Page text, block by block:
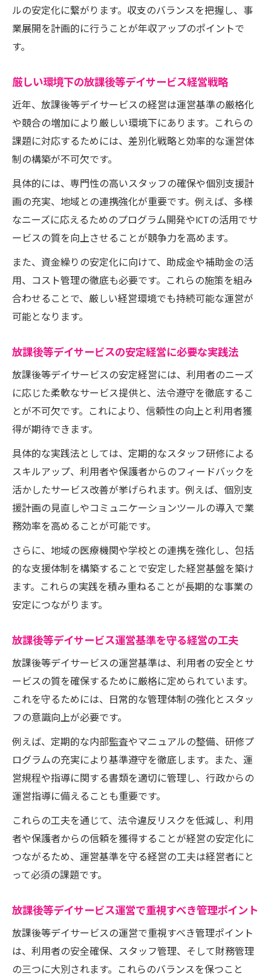
ルの安定化に繋がります。収支のバランスを把握し、事
業展開を計画的に行うことが年収アップのポイントで
す。
厳しい環境下の放課後等デイサービス経営戦略
近年、放課後等デイサービスの経営は運営基準の厳格化
や競合の増加により厳しい環境下にあります。これらの
課題に対応するためには、差別化戦略と効率的な運営体
制の構築が不可欠です。
具体的には、専門性の高いスタッフの確保や個別支援計
画の充実、地域との連携強化が重要です。例えば、多様
なニーズに応えるためのプログラム開発やICTの活用でサ
ービスの質を向上させることが競争力を高めます。
また、資金繰りの安定化に向けて、助成金や補助金の活
用、コスト管理の徹底も必要です。これらの施策を組み
合わせることで、厳しい経営環境でも持続可能な運営が
可能となります。
放課後等デイサービスの安定経営に必要な実践法
放課後等デイサービスの安定経営には、利用者のニーズ
に応じた柔軟なサービス提供と、法令遵守を徹底するこ
とが不可欠です。これにより、信頼性の向上と利用者獲
得が期待できます。
具体的な実践法としては、定期的なスタッフ研修による
スキルアップ、利用者や保護者からのフィードバックを
活かしたサービス改善が挙げられます。例えば、個別支
援計画の見直しやコミュニケーションツールの導入で業
務効率を高めることが可能です。
さらに、地域の医療機関や学校との連携を強化し、包括
的な支援体制を構築することで安定した経営基盤を築け
ます。これらの実践を積み重ねることが長期的な事業の
安定につながります。
放課後等デイサービス運営基準を守る経営の工夫
放課後等デイサービスの運営基準は、利用者の安全とサ
ービスの質を確保するために厳格に定められています。
これを守るためには、日常的な管理体制の強化とスタッ
フの意識向上が必要です。
例えば、定期的な内部監査やマニュアルの整備、研修プ
ログラムの充実により基準遵守を徹底します。また、運
営規程や指導に関する書類を適切に管理し、行政からの
運営指導に備えることも重要です。
これらの工夫を通じて、法令違反リスクを低減し、利用
者や保護者からの信頼を獲得することが経営の安定化に
つながるため、運営基準を守る経営の工夫は経営者にと
って必須の課題です。
放課後等デイサービス運営で重視すべき管理ポイント
放課後等デイサービスの運営で重視すべき管理ポイント
は、利用者の安全確保、スタッフ管理、そして財務管理
の三つに大別されます。これらのバランスを保つこと